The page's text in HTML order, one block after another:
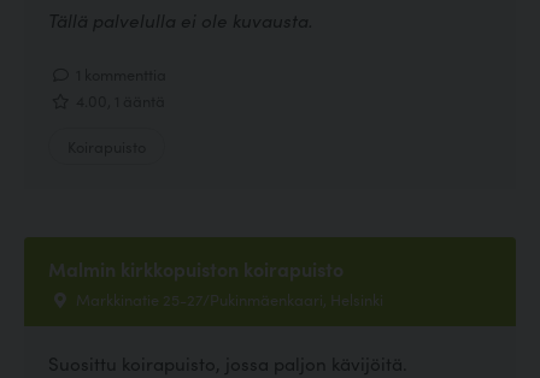
Tällä palvelulla ei ole kuvausta.
Malmin kirkkopuiston koirapuisto
Markkinatie 25-27/Pukinmäenkaari, Helsinki
Suosittu koirapuisto, jossa paljon kävijöitä.